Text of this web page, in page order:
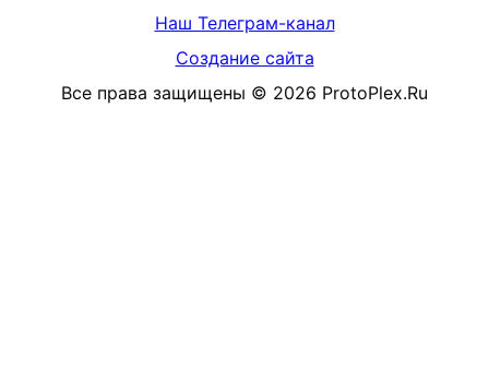
Наш Телеграм-канал
Создание сайта
Все права защищены © 2026 ProtoPlex.Ru